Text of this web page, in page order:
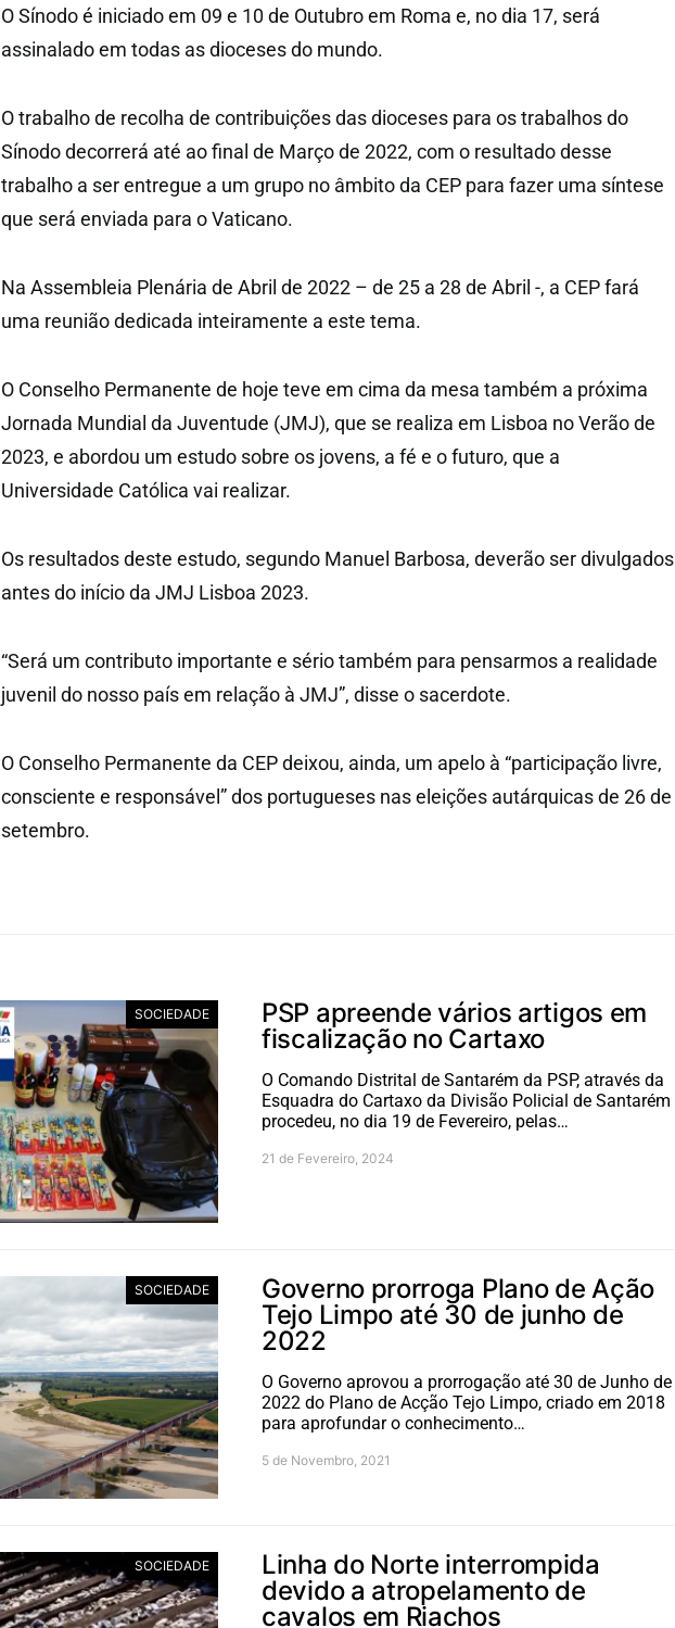
O Sínodo é iniciado em 09 e 10 de Outubro em Roma e, no dia 17, será
assinalado em todas as dioceses do mundo.
O trabalho de recolha de contribuições das dioceses para os trabalhos do
Sínodo decorrerá até ao final de Março de 2022, com o resultado desse
trabalho a ser entregue a um grupo no âmbito da CEP para fazer uma síntese
que será enviada para o Vaticano.
Na Assembleia Plenária de Abril de 2022 – de 25 a 28 de Abril -, a CEP fará
uma reunião dedicada inteiramente a este tema.
O Conselho Permanente de hoje teve em cima da mesa também a próxima
Jornada Mundial da Juventude (JMJ), que se realiza em Lisboa no Verão de
2023, e abordou um estudo sobre os jovens, a fé e o futuro, que a
Universidade Católica vai realizar.
Os resultados deste estudo, segundo Manuel Barbosa, deverão ser divulgados
antes do início da JMJ Lisboa 2023.
“Será um contributo importante e sério também para pensarmos a realidade
juvenil do nosso país em relação à JMJ”, disse o sacerdote.
O Conselho Permanente da CEP deixou, ainda, um apelo à “participação livre,
consciente e responsável” dos portugueses nas eleições autárquicas de 26 de
setembro.
SOCIEDADE
PSP apreende vários artigos em
fiscalização no Cartaxo
O Comando Distrital de Santarém da PSP, através da
Esquadra do Cartaxo da Divisão Policial de Santarém
procedeu, no dia 19 de Fevereiro, pelas…
21 de Fevereiro, 2024
SOCIEDADE
Governo prorroga Plano de Ação
Tejo Limpo até 30 de junho de
2022
O Governo aprovou a prorrogação até 30 de Junho de
2022 do Plano de Acção Tejo Limpo, criado em 2018
para aprofundar o conhecimento…
5 de Novembro, 2021
SOCIEDADE
Linha do Norte interrompida
devido a atropelamento de
cavalos em Riachos